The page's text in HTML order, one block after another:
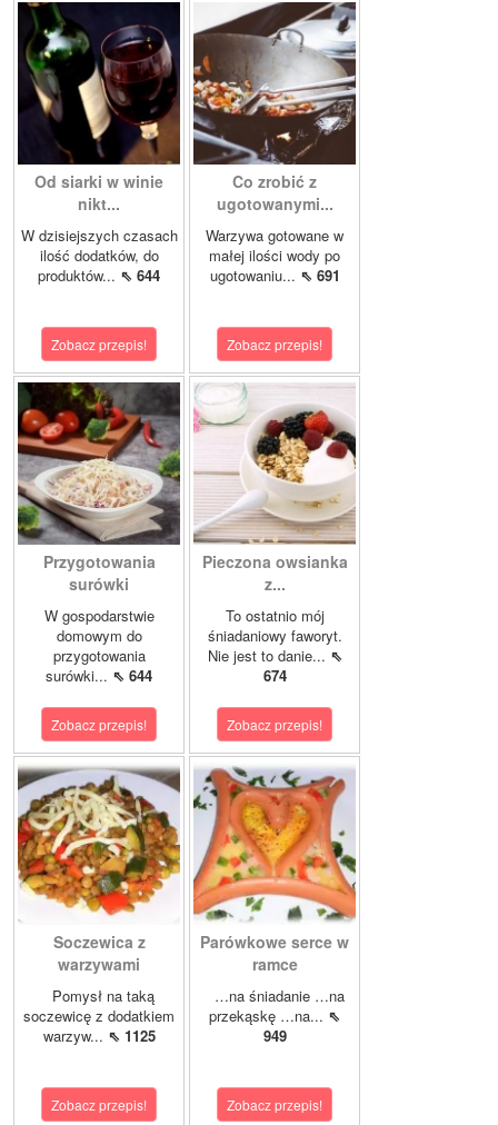
Od siarki w winie
nikt...
W dzisiejszych czasach
ilość dodatków, do
produktów... ⇖ 644
Zobacz przepis!
Co zrobić z
ugotowanymi...
Warzywa gotowane w
małej ilości wody po
ugotowaniu... ⇖ 691
Zobacz przepis!
Przygotowania
surówki
W gospodarstwie
domowym do
przygotowania
surówki... ⇖ 644
Zobacz przepis!
Pieczona owsianka
z...
To ostatnio mój
śniadaniowy faworyt.
Nie jest to danie... ⇖
674
Zobacz przepis!
Soczewica z
warzywami
Pomysł na taką
soczewicę z dodatkiem
warzyw... ⇖ 1125
Zobacz przepis!
Parówkowe serce w
ramce
…na śniadanie …na
przekąskę …na... ⇖
949
Zobacz przepis!